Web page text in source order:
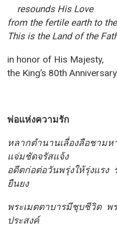
resounds His Love
from the fertile earth to
This is the Land of the
in honor of His Majesty,
the King’s 80th
พ่อแห่งความรัก
หลากตำนานเลื่องลือชาม
แจ่มชัดจรัสแจ้ง
อดีตก่อต่อวันพรุ่งให้รุ่งแรง
ยืนยง
พระเมตตาบารมีชุบชีวิต
ประสงค์